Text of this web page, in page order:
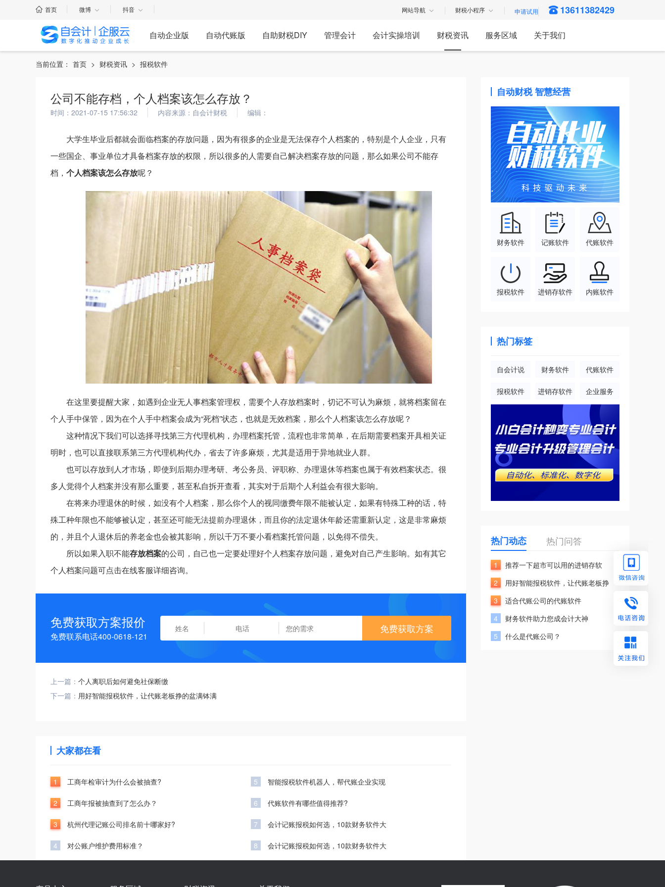
首页 微博 抖音 网站导航 财税小程序 13611382429
自动企业版 自动代账版 自助财税DIY 管理会计 会计实操培训 财税资讯 服务区域 关于我们
当前位置： 首页 > 财税资讯 > 报税软件
公司不能存档，个人档案该怎么存放？
时间：2021-07-15 17:56:32 内容来源：自会计财税 编辑：
大学生毕业后都就会面临档案的存放问题，因为有很多的企业是无法保存个人档案的，特别是个人企业，只有
一些国企、事业单位才具备档案存放的权限，所以很多的人需要自己解决档案存放的问题，那么如果公司不能存
档， 个人档案该怎么存放呢？
在这里要提醒大家，如遇到企业无人事档案管理权，需要个人存放档案时，切记不可认为麻烦，就将档案留在
个人手中保管，因为在个人手中档案会成为“死档”状态，也就是无效档案，那么个人档案该怎么存放呢？
这种情况下我们可以选择寻找第三方代理机构，办理档案托管，流程也非常简单，在后期需要档案开具相关证
明时，也可以直接联系第三方代理机构代办，省去了许多麻烦，尤其是适用于异地就业人群。
也可以存放到人才市场，即使到后期办理考研、考公务员、评职称、办理退休等档案也属于有效档案状态。很
多人觉得个人档案并没有那么重要，甚至私自拆开查看，其实对于后期个人利益会有很大影响。
在将来办理退休的时候，如没有个人档案，那么你个人的视同缴费年限不能被认定，如果有特殊工种的话，特
殊工种年限也不能够被认定，甚至还可能无法提前办理退休，而且你的法定退休年龄还需重新认定，这是非常麻烦
的，并且个人退休后的养老金也会被其影响，所以千万不要小看档案托管问题，以免得不偿失。
所以如果入职不能存放档案的公司，自己也一定要处理好个人档案存放问题，避免对自己产生影响。如有其它
个人档案问题可点击在线客服详细咨询。
免费获取方案报价
免费联系电话400-0618-121
免费获取方案
上一篇： 个人离职后如何避免社保断缴
下一篇： 用好智能报税软件，让代账老板挣的盆满钵满
大家都在看
1 工商年检审计为什么会被抽查?
2 工商年报被抽查到了怎么办？
3 杭州代理记账公司排名前十哪家好?
4 对公账户维护费用标准？
5 智能报税软件机器人，帮代账企业实现
6 代账软件有哪些值得推荐?
7 会计记账报税如何选，10款财务软件大
8 会计记账报税如何选，10款财务软件大
自动财税 智慧经营
财务软件 记账软件 代账软件
报税软件 进销存软件 内账软件
热门标签
自会计说 财务软件 代账软件
报税软件 进销存软件 企业服务
热门动态 热门问答
1
推荐一下超市可以用的进销存软
2
用好智能报税软件，让代账老板挣
3
适合代账公司的代账软件
4
财务软件助力您成会计大神
5
什么是代账公司？